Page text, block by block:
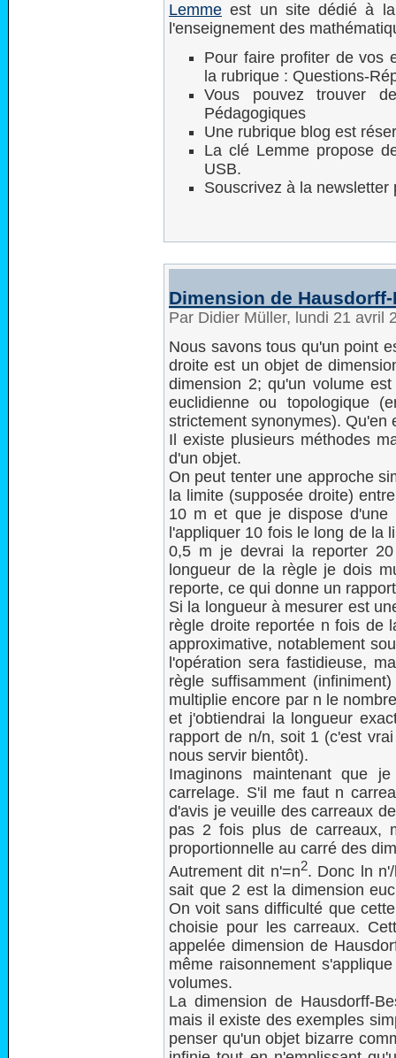
Lemme est un site dédié à la
l'enseignement des
Pour faire profiter de vos
la rubrique : Questions-
Vous pouvez trouver
Pédagogiques
Une rubrique blog est
La clé Lemme propose
USB.
Souscrivez à la
Dimension de
Par Didier Müller, lundi 21 avril
Nous savons tous qu'un point
droite est un objet de
dimension 2; qu'un volume
euclidienne ou topologique
strictement synonymes). Qu'en
Il existe plusieurs méthodes
d'un objet.
On peut tenter une approche
la limite (supposée droite)
10 m et que je dispose
l'appliquer 10 fois le long de la
0,5 m je devrai la reporter
longueur de la règle je dois
reporte, ce qui donne un
Si la longueur à mesurer est
règle droite reportée n fois de
approximative, notablement
l'opération sera fastidieuse,
règle suffisamment
multiplie encore par n le
et j'obtiendrai la longueur
rapport de n/n, soit 1 (c'est
nous servir bientôt).
Imaginons maintenant que
carrelage. S'il me faut n
d'avis je veuille des carreaux
pas 2 fois plus de carreaux,
proportionnelle au carré des
Autrement dit n'=n2. Donc ln
sait que 2 est la dimension
On voit sans difficulté que
choisie pour les carreaux.
appelée dimension de
même raisonnement
volumes.
La dimension de Hausdorff-
mais il existe des exemples
penser qu'un objet bizarre